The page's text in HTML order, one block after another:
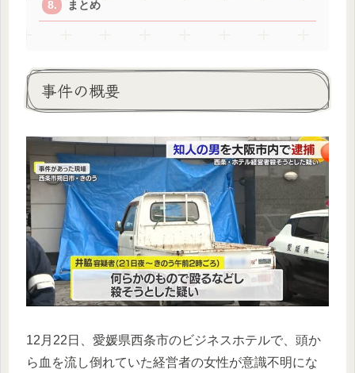
まとめ
事件の概要
12月22日、愛媛県西条市のビジネスホテルで、頭か
ら血を流し倒れていた経営者の女性が意識不明にな